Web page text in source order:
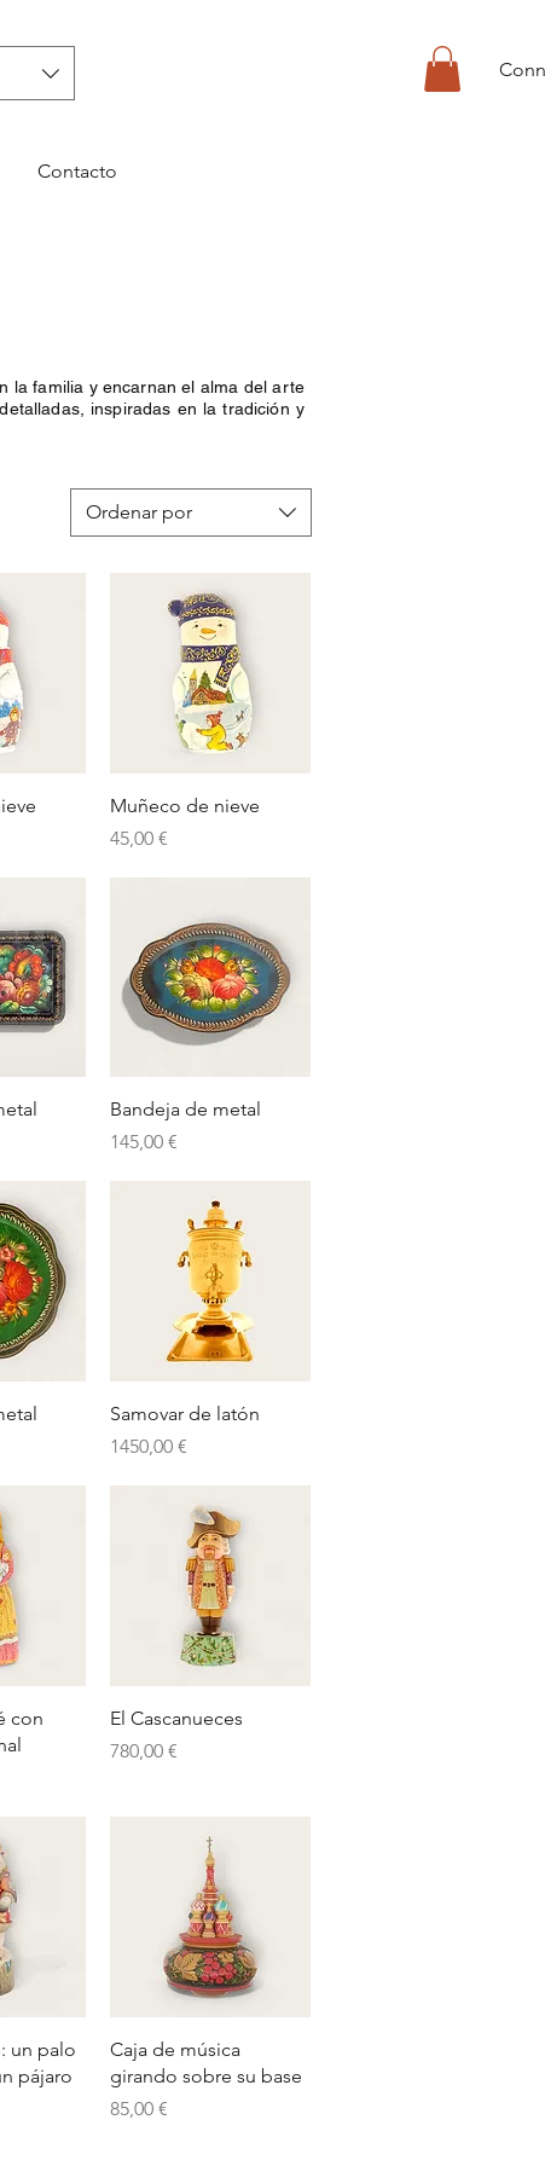
Contacto
la familia y encarnan el alma del arte
inspiradas en la tradición y
Ordenar por
Vista rápida
Muñeco de nieve
Precio
45,00 €
Vista rápida
Bandeja de metal
Precio
145,00 €
Vista rápida
Samovar de latón
Precio
1450,00 €
con
Vista rápida
El Cascanueces
Precio
780,00 €
un palo
pájaro
Vista rápida
Caja de música
girando sobre su base
Precio
85,00 €